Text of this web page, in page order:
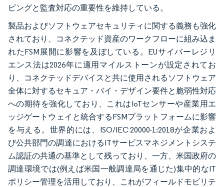
ピングと監査対応の重要性を維持している。
製品およびソフトウェアセキュリティに関する義務も強化
されており、コネクテッド資産のワークフローに組み込ま
れたFSM展開に影響を及ぼしている。EUサイバーレジリ
エンス法は2026年に適用マイルストーンが設定されてお
り、コネクテッドデバイスと共に使用されるソフトウェア
全体に対するセキュア・バイ・デザイン要件と脆弱性対応
への期待を強化しており、これはIoTセンサーや産業用エ
ッジゲートウェイと統合するFSMプラットフォームに影響
を与える。世界的には、ISO/IEC 20000-1:2018が企業およ
び公共部門の調達におけるITサービスマネジメントシステ
ム認証の共通の基準として残っており、一方、米国政府の
調達環境では(例えば米国一般調達局を通じた)集中的なIT
ポリシー管理を活用しており、これがフィールドモビリテ